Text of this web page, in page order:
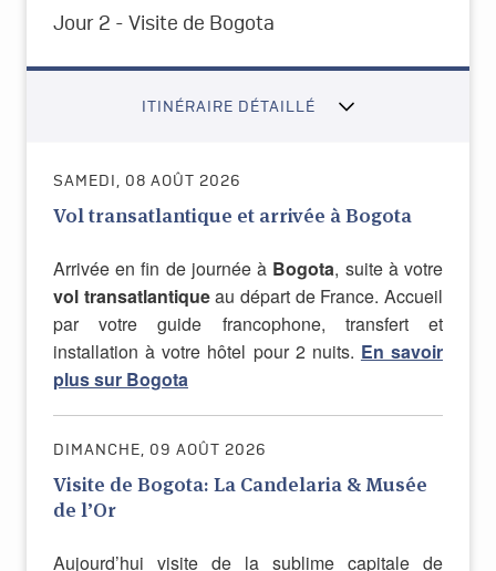
Jour 2 - Visite de Bogota
ITINÉRAIRE DÉTAILLÉ
SAMEDI, 08 AOÛT 2026
Vol transatlantique et arrivée à Bogota
Arrivée en fin de journée à Bogota, suite à votre
vol transatlantiqueau départ de France. Accueil
par votre guide francophone, transfert et
installation à votre hôtel pour 2 nuits. En savoir
plus sur Bogota
DIMANCHE, 09 AOÛT 2026
Visite de Bogota: La Candelaria & Musée
de l’Or
Aujourd’hui visite de la sublime capitale de